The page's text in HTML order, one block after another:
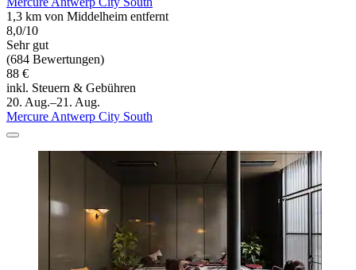
1,3 km von Middelheim entfernt
8,0/10
Sehr gut
(684 Bewertungen)
88 €
inkl. Steuern & Gebühren
20. Aug.–21. Aug.
Mercure Antwerp City South